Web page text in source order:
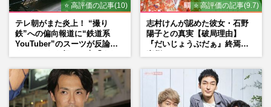
⭐ 高評価の記事(10)
テレ朝がまた炎上！ “撮り
鉄”への偏向報道に“鉄道系
YouTuber”のスーツが反論
は？」
⭐ 高評価の記事(9.7)
志村けんが認めた彼女・石野
陽子との真実【破局理由】
『だいじょうぶだぁ』終焉の